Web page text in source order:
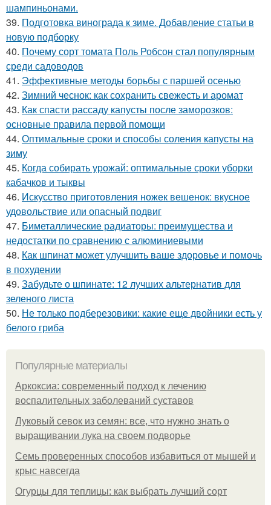
шампиньонами.
39. Подготовка винограда к зиме. Добавление статьи в
новую подборку
40. Почему сорт томата Поль Робсон стал популярным
среди садоводов
41. Эффективные методы борьбы с паршей осенью
42. Зимний чеснок: как сохранить свежесть и аромат
43. Как спасти рассаду капусты после заморозков:
основные правила первой помощи
44. Оптимальные сроки и способы соления капусты на
зиму
45. Когда собирать урожай: оптимальные сроки уборки
кабачков и тыквы
46. Искусство приготовления ножек вешенок: вкусное
удовольствие или опасный подвиг
47. Биметаллические радиаторы: преимущества и
недостатки по сравнению с алюминиевыми
48. Как шпинат может улучшить ваше здоровье и помочь
в похудении
49. Забудьте о шпинате: 12 лучших альтернатив для
зеленого листа
50. Не только подберезовики: какие еще двойники есть у
белого гриба
Популярные материалы
Аркоксиа: современный подход к лечению
воспалительных заболеваний суставов
Луковый севок из семян: все, что нужно знать о
выращивании лука на своем подворье
Семь проверенных способов избавиться от мышей и
крыс навсегда
Огурцы для теплицы: как выбрать лучший сорт